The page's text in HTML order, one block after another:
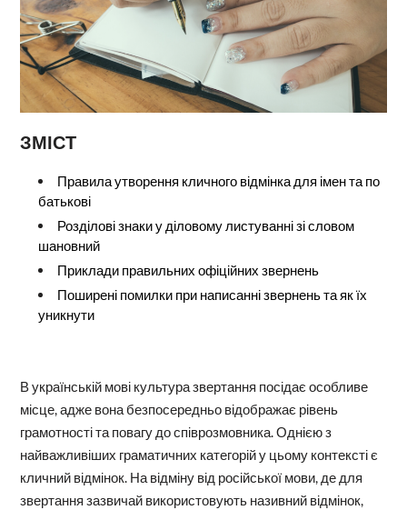
ЗМІСТ
Правила утворення кличного відмінка для імен та по
батькові
Розділові знаки у діловому листуванні зі словом
шановний
Приклади правильних офіційних звернень
Поширені помилки при написанні звернень та як їх
уникнути
В українській мові культура звертання посідає особливе
місце, адже вона безпосередньо відображає рівень
грамотності та повагу до співрозмовника. Однією з
найважливіших граматичних категорій у цьому контексті є
кличний відмінок. На відміну від російської мови, де для
звертання зазвичай використовують називний відмінок,